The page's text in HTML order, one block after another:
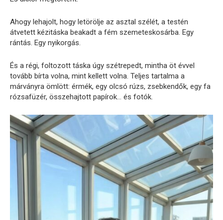
Ahogy lehajolt, hogy letörölje az asztal szélét, a testén
átvetett kézitáska beakadt a fém szemeteskosárba. Egy
rántás. Egy nyikorgás.
És a régi, foltozott táska úgy szétrepedt, mintha öt évvel
tovább bírta volna, mint kellett volna. Teljes tartalma a
márványra ömlött: érmék, egy olcsó rúzs, zsebkendők, egy fa
rózsafüzér, összehajtott papírok… és fotók.